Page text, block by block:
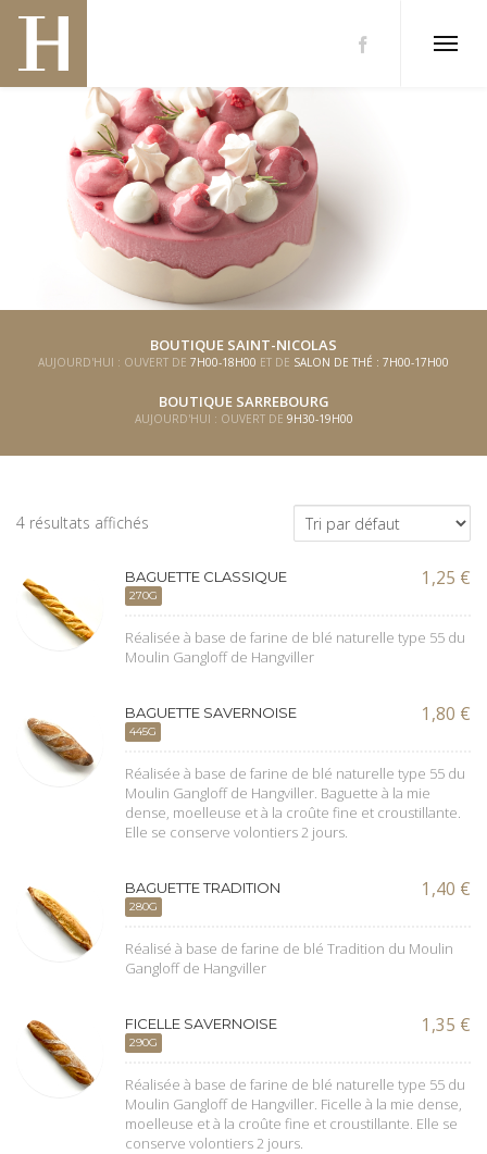
BOUTIQUE SAINT-NICOLAS
AUJOURD'HUI : OUVERT DE 7H00-18H00 ET DE SALON DE THÉ : 7H00-17H00
BOUTIQUE SARREBOURG
AUJOURD'HUI : OUVERT DE 9H30-19H00
4 résultats affichés
1,25 €
BAGUETTE CLASSIQUE
270G
Réalisée à base de farine de blé naturelle type 55 du
Moulin Gangloff de Hangviller
1,80 €
BAGUETTE SAVERNOISE
445G
Réalisée à base de farine de blé naturelle type 55 du
Moulin Gangloff de Hangviller. Baguette à la mie
dense, moelleuse et à la croûte fine et croustillante.
Elle se conserve volontiers 2 jours.
1,40 €
BAGUETTE TRADITION
280G
Réalisé à base de farine de blé Tradition du Moulin
Gangloff de Hangviller
1,35 €
FICELLE SAVERNOISE
290G
Réalisée à base de farine de blé naturelle type 55 du
Moulin Gangloff de Hangviller. Ficelle à la mie dense,
moelleuse et à la croûte fine et croustillante. Elle se
conserve volontiers 2 jours.